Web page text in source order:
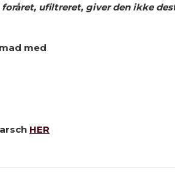
ufiltreret, giver den ikke
med
HER